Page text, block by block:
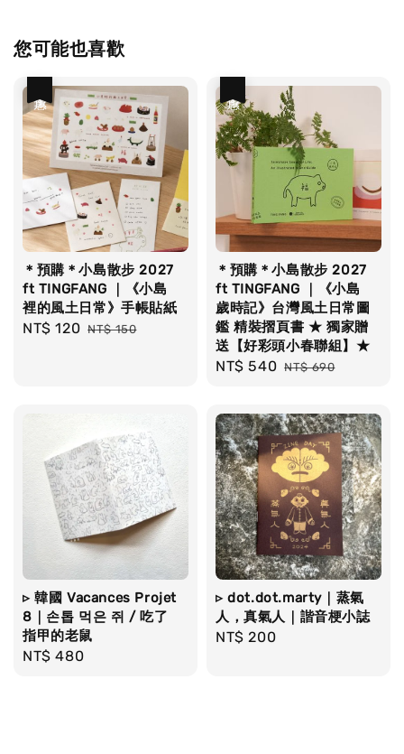
您可能也喜歡
＊預購＊小島散步 2027
ft TINGFANG ｜《小島
裡的風土日常》手帳貼紙
Sale
NT$ 120 Regular
NT$ 150
＊預購＊小島散步 2027
ft TINGFANG ｜《小島
歲時記》台灣風土日常圖
鑑 精裝摺頁書 ★ 獨家贈
送【好彩頭小春聯組】★
Sale
NT$ 540 Regular
NT$ 690
▹ 韓國 Vacances Projet
8｜손톱 먹은 쥐 / 吃了
指甲的老鼠
Regular
NT$ 480
▹ dot.dot.marty｜蒸氣
人，真氣人｜諧音梗小誌
Regular
NT$ 200